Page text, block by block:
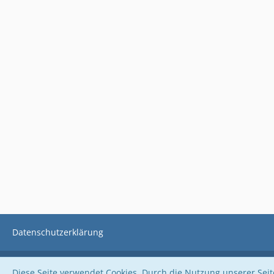
Datenschutzerklärung